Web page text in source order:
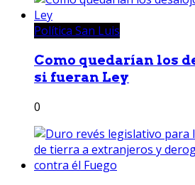
Política San Luis
Como quedarían los
si fueran Ley
0